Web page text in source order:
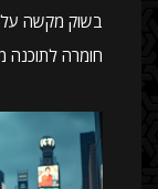
בשוק מקשה על
חומרה לתוכנה